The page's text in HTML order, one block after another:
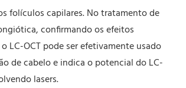
folículos capilares. No tratamento de
confirmando os efeitos
LC-OCT pode ser efetivamente usado
de cabelo e indica o potencial do LC-
lasers.